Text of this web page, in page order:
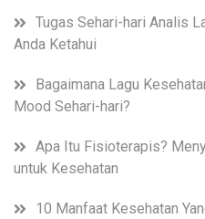
Tugas Sehari-hari Analis
Anda Ketahui
Bagaimana Lagu
Mood Sehari-hari?
Apa Itu Fisioterapis?
untuk Kesehatan
10 Manfaat Kesehatan